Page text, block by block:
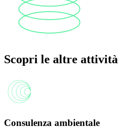
Scopri le altre attività
Consulenza ambientale